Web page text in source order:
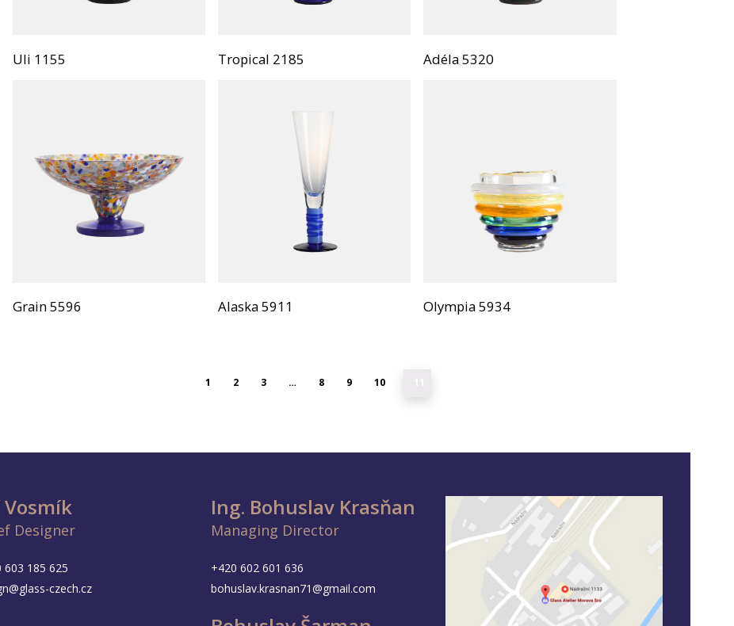
Uli 1155 Tropical 2185 Adéla 5320
Grain 5596 Alaska 5911 Olympia 5934
1 2 3 … 8 9 10
Vosmík
Designer
603 185 625
czech.cz
Ing. Bohuslav Krasňan
Managing Director
+420 602 601 636
bohuslav.krasnan71@gmail.com